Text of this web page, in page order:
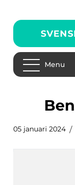
Menu
05 januari 2024